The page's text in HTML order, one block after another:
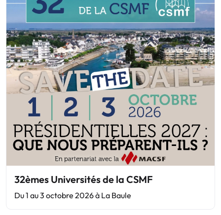
32èmes Universités de la CSMF
Du 1 au 3 octobre 2026 à La Baule